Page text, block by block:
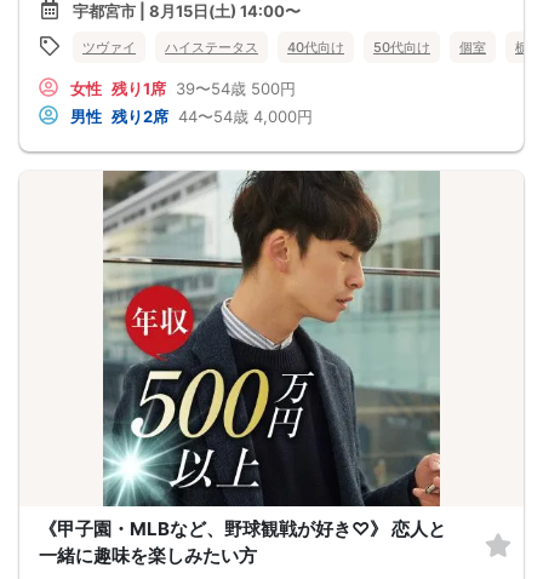
宇都宮市 | 8月15日(土) 14:00〜
ツヴァイ ハイステータス 40代向け 50代向け 個室 栃
女性 残り1席 39〜54歳 500円
男性 残り2席 44〜54歳 4,000円
《甲子園・MLBなど、野球観戦が好き♡》 恋人と
一緒に趣味を楽しみたい方